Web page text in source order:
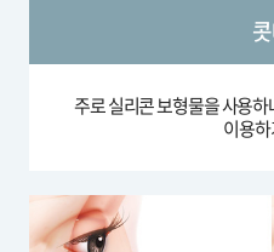
주로 실리콘 보형물을 사용하
이용